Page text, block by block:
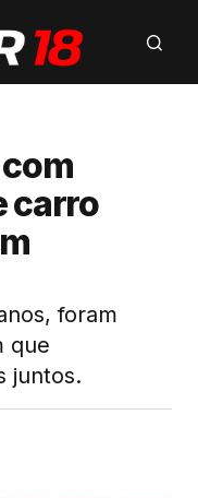
carro
foram
que
juntos.